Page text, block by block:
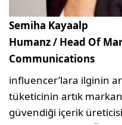
Semiha Kayaalp
Humanz / Head Of
Communications
influencer’lara ilginin
tüketicinin artık
güvendiği içerik